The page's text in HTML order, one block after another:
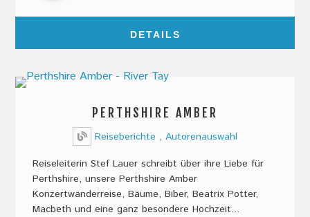
DETAILS
​PERTHSHIRE AMBER
Reiseberichte , Autorenauswahl
Reiseleiterin Stef Lauer schreibt über ihre Liebe für
Perthshire, unsere Perthshire Amber
Konzertwanderreise, Bäume, Biber, Beatrix Potter,
Macbeth und eine ganz besondere Hochzeit...